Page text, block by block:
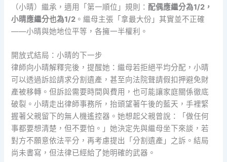
（小晴）繼承，適用「第一順位」規則：配偶應繼分為1/2，
小晴應繼分也為1/2 。繼母主張「拿最大份」其實並不正確
——小晴與她地位平等，各擁一半權利。
開放式結局：小晴的下一步
律師向小晴解釋完後，提醒她：繼母若拒絕平均分配，小晴
可以透過訴訟請求分割遺產，甚至向法院聲請假扣押避免財
產被移轉。但訴訟需要時間與費用，也可能讓家庭關係徹底
破裂。小晴走出律師事務所，抬頭望著午後的藍天，手裡緊
握著父親留下的無人機遙控器。她想起父親曾說：「做任何
事都要想清楚，但不要怕。」她決定先與繼母坐下來談，若
對方不願意依法平分，再考慮提出「分割遺產」之訴。結局
尚未書寫，但法律已經給了她明確的武器。